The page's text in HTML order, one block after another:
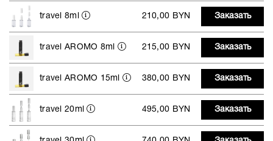
travel 8ml 210,00 BYN Заказать
travel AROMO 8ml 215,00 BYN Заказать
travel AROMO 15ml 380,00 BYN Заказать
travel 20ml 495,00 BYN Заказать